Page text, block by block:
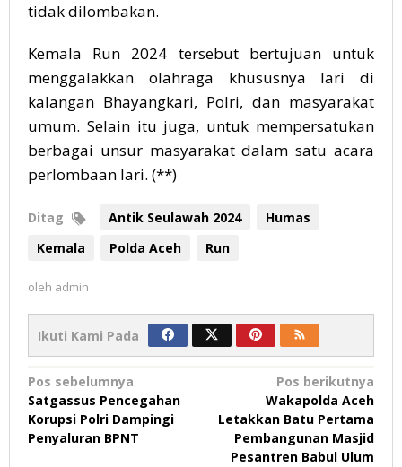
tidak dilombakan.
Kemala Run 2024 tersebut bertujuan untuk
menggalakkan olahraga khususnya lari di
kalangan Bhayangkari, Polri, dan masyarakat
umum. Selain itu juga, untuk mempersatukan
berbagai unsur masyarakat dalam satu acara
perlombaan lari. (**)
Ditag Antik Seulawah 2024
Humas
Kemala
Polda Aceh Run
oleh admin
Ikuti Kami Pada
Navigasi
pos
Pos sebelumnya
Satgassus Pencegahan
Korupsi Polri Dampingi
Penyaluran BPNT
Pos berikutnya
Wakapolda Aceh
Letakkan Batu Pertama
Pembangunan Masjid
Pesantren Babul Ulum